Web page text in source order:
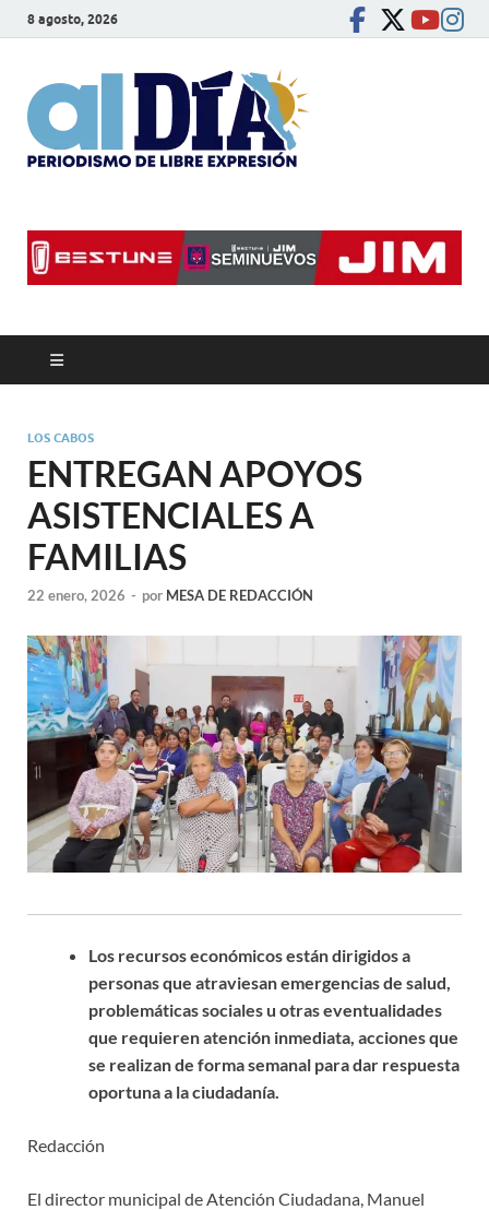
8 agosto, 2026
LOS CABOS
ENTREGAN APOYOS
ASISTENCIALES A
FAMILIAS
22 enero, 2026 - por MESA DE REDACCIÓN
Los recursos económicos están dirigidos a
personas que atraviesan emergencias de salud,
problemáticas sociales u otras eventualidades
que requieren atención inmediata, acciones que
se realizan de forma semanal para dar respuesta
oportuna a la ciudadanía.
Redacción
El director municipal de Atención Ciudadana, Manuel